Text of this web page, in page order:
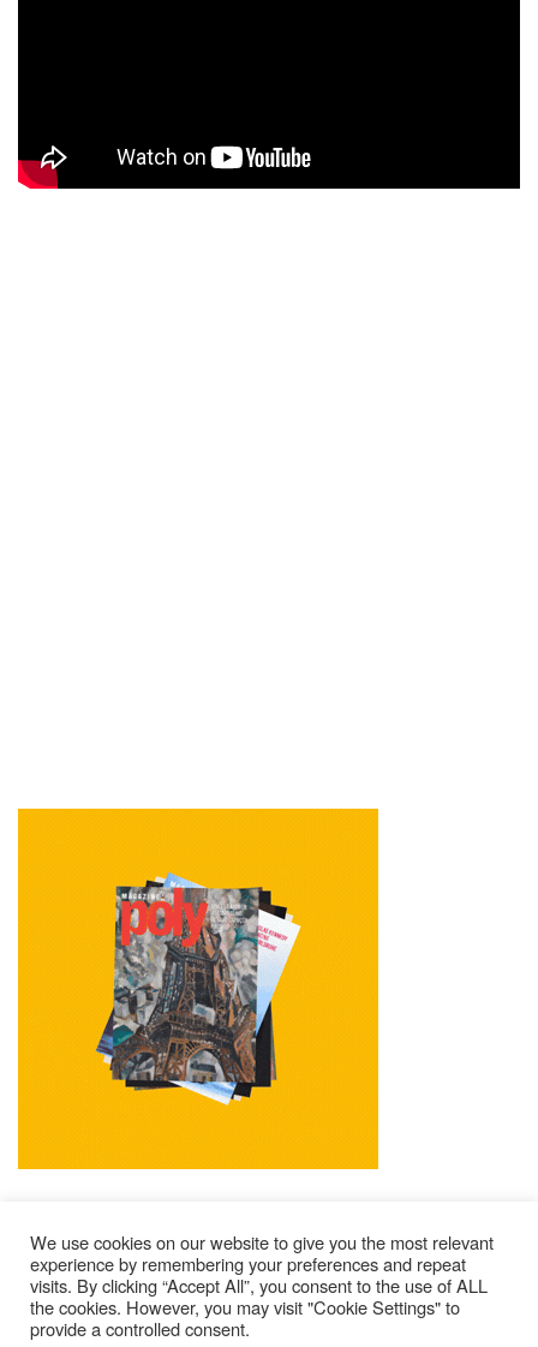
Mentions Légales Contacts
Où Trouver Poly ?
Lire Les Anciens N°
S’abonner À Poly
We use cookies on our website to give you the most relevant
experience by remembering your preferences and repeat
visits. By clicking “Accept All”, you consent to the use of ALL
the cookies. However, you may visit "Cookie Settings" to
provide a controlled consent.